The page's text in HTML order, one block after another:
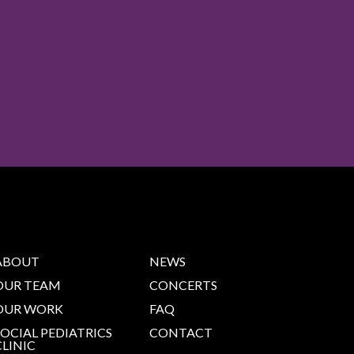
TEAM
WORK
PEDIATRICS
NEWS
CONCERTS
FAQ
CONTACT